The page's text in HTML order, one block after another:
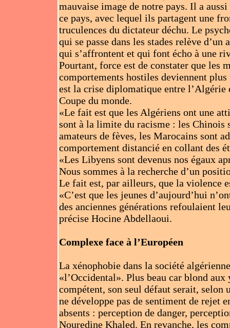
mauvaise image de notre pays. Il a
ce pays, avec lequel ils partagent une
truculences du dictateur déchu. Le
qui se passe dans les stades relève
qui s’affrontent et qui font écho à une
Pourtant, force est de constater que
comportements hostiles deviennent
est la crise diplomatique entre
Coupe du monde.
«Le fait est que les Algériens ont une
sont à la limite du racisme : les Chinois
amateurs de fèves, les Marocains sont
comportement distancié en collant des
«Les Libyens sont devenus nos égaux
Nous sommes à la recherche d’un
Le fait est, par ailleurs, que la violence
«C’est que les jeunes d’aujourd’hui
des anciennes générations refoulaient
précise Hocine Abdellaoui.
Complexe face à l’Européen
La xénophobie dans la société
«l’Occidental». Plus beau car blond
compétent, son seul défaut serait, selon
ne développe pas de sentiment de rejet
absents : perception de danger,
Nouredine Khaled. En revanche, les